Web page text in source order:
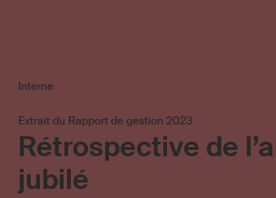
Interne
Extrait du Rapport de gestion 2023
Rétrospective de
jubilé